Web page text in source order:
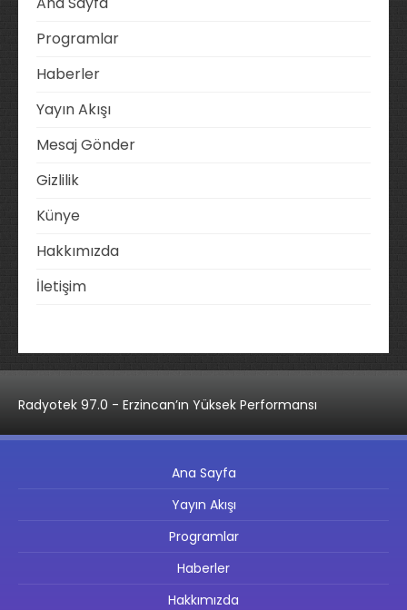
Programlar
Haberler
Yayın Akışı
Mesaj Gönder
Gizlilik
Künye
Hakkımızda
İletişim
Radyotek 97.0 - Erzincan’ın Yüksek Performansı
Ana Sayfa
Yayın Akışı
Programlar
Haberler
Hakkımızda